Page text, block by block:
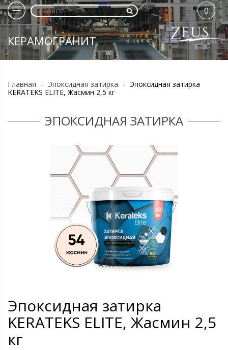
КЕРАМОГРАНИТ
0
Главная - Эпоксидная затирка - Эпоксидная затирка
KERATEKS ELITE, Жасмин 2,5 кг
ЭПОКСИДНАЯ ЗАТИРКА
Увеличить
Эпоксидная затирка
KERATEKS ELITE, Жасмин 2,5
кг